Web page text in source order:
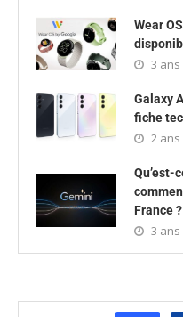
Wear
3 ans
Galaxy
fiche
2 ans
Qu’est-
France ?
3 ans